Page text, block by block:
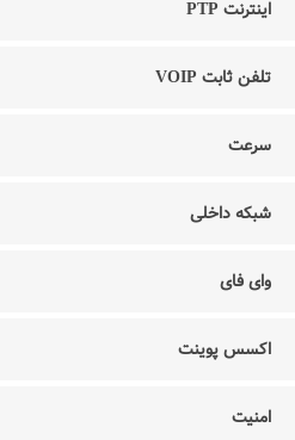
اینترنت PTP
تلفن ثابت VOIP
سرعت
شبکه داخلی
وای فای
اکسس پوینت
امنیت